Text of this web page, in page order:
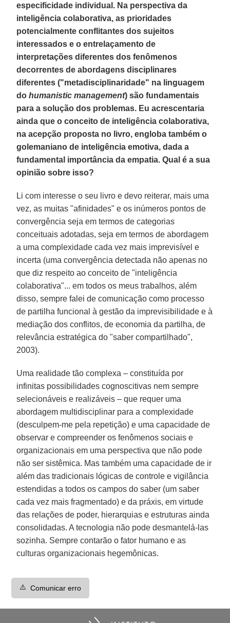
especificidade individual. Na perspectiva da
inteligência colaborativa, as prioridades
potencialmente conflitantes dos sujeitos
interessados e o entrelaçamento de
interpretações diferentes dos fenômenos
decorrentes de abordagens disciplinares
diferentes ("metadisciplinaridade" na linguagem
dohumanistic management) são fundamentais
para a solução dos problemas. Eu acrescentaria
ainda que o conceito de inteligência colaborativa,
na acepção proposta no livro, engloba também o
golemaniano de inteligência emotiva, dada a
fundamental importância da empatia. Qual é a sua
opinião sobre isso?
Li com interesse o seu livro e devo reiterar, mais uma
vez, as muitas "afinidades" e os inúmeros pontos de
convergência seja em termos de categorias
conceituais adotadas, seja em termos de abordagem
a uma complexidade cada vez mais imprevisível e
incerta (uma convergência detectada não apenas no
que diz respeito ao conceito de "inteligência
colaborativa"... em todos os meus trabalhos, além
disso, sempre falei de comunicação como processo
de partilha funcional à gestão da imprevisibilidade e à
mediação dos conflitos, de economia da partilha, de
relevância estratégica do "saber compartilhado",
2003).
Uma realidade tão complexa – constituída por
infinitas possibilidades cognoscitivas nem sempre
selecionáveis e realizáveis – que requer uma
abordagem multidisciplinar para a complexidade
(desculpem-me pela repetição) e uma capacidade de
observar e compreender os fenômenos sociais e
organizacionais em uma perspectiva que não pode
não ser sistêmica. Mas também uma capacidade de ir
além das tradicionais lógicas de controle e vigilância
estendidas a todos os campos do saber (um saber
cada vez mais fragmentado) e da práxis, em virtude
das relações de poder, hierarquias e estruturas ainda
consolidadas. A tecnologia não pode desmantelá-las
sozinha. Sempre contarão o fator humano e as
culturas organizacionais hegemônicas.
⚠️ Comunicar erro